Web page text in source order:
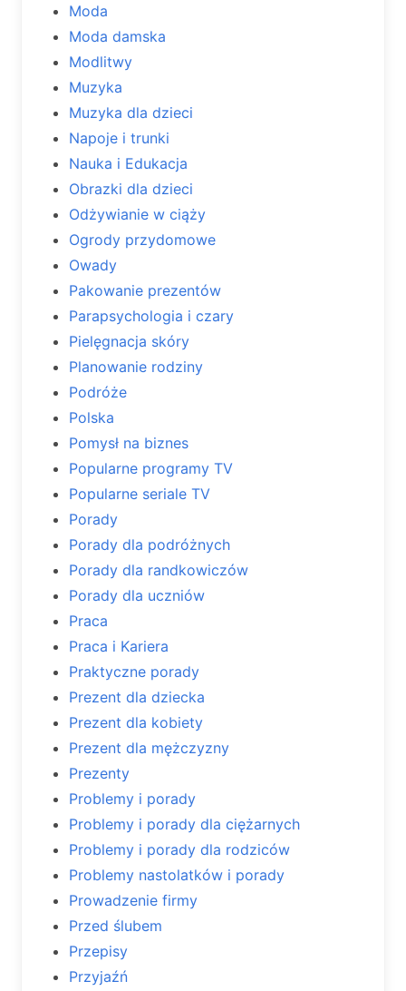
Moda
Moda damska
Modlitwy
Muzyka
Muzyka dla dzieci
Napoje i trunki
Nauka i Edukacja
Obrazki dla dzieci
Odżywianie w ciąży
Ogrody przydomowe
Owady
Pakowanie prezentów
Parapsychologia i czary
Pielęgnacja skóry
Planowanie rodziny
Podróże
Polska
Pomysł na biznes
Popularne programy TV
Popularne seriale TV
Porady
Porady dla podróżnych
Porady dla randkowiczów
Porady dla uczniów
Praca
Praca i Kariera
Praktyczne porady
Prezent dla dziecka
Prezent dla kobiety
Prezent dla mężczyzny
Prezenty
Problemy i porady
Problemy i porady dla ciężarnych
Problemy i porady dla rodziców
Problemy nastolatków i porady
Prowadzenie firmy
Przed ślubem
Przepisy
Przyjaźń